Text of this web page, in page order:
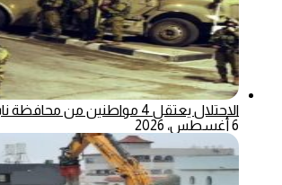
الاحتلال يعتقل 4 مواطنين من محافظة نابلس
6 أغسطس، 2026